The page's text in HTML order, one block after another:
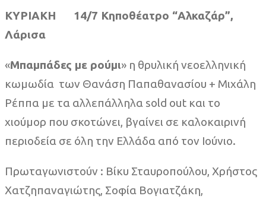
ΚΥΡΙΑΚΗ 14/7 Κηποθέατρο “Αλκαζάρ”,
Λάρισα
«Μπαμπάδες με ρούμι» η θρυλική νεοελληνική
κωμωδία των Θανάση Παπαθανασίου + Μιχάλη
Ρέππα με τα αλλεπάλληλα sold out και το
χιούμορ που σκοτώνει, βγαίνει σε καλοκαιρινή
περιοδεία σε όλη την Ελλάδα από τον Ιούνιο.
Πρωταγωνιστούν : Βίκυ Σταυροπούλου, Χρήστος
Χατζηπαναγιώτης, Σοφία Βογιατζάκη,